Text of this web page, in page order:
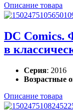
Описание товара
DC Comics.
в
Серия: 2016
Возрастные
Описание товара